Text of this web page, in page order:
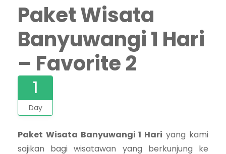
Paket Wisata
Banyuwangi 1 Hari
– Favorite 2
1
Day
Paket Wisata Banyuwangi 1 Hari yang kami
sajikan bagi wisatawan yang berkunjung ke